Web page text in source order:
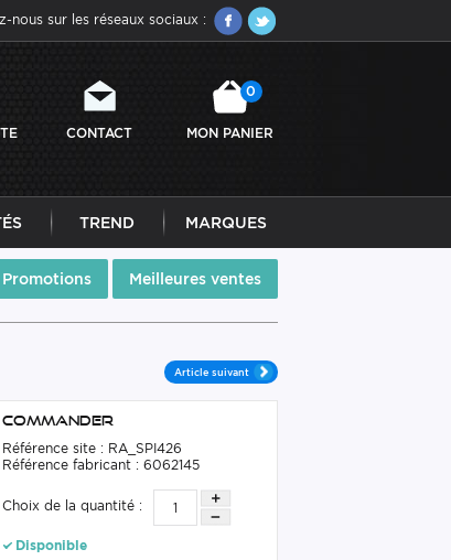
nous sur les réseaux sociaux :
CONTACT MON PANIER
0
TREND MARQUES
Promotions Meilleures ventes
Article suivant
Commander
Référence site : RA_SPI426
Référence fabricant : 6062145
Choix de la quantité :
Disponible